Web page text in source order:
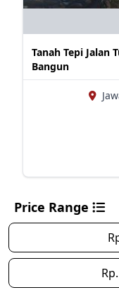
Tanah Tepi Jalan
Bangun
Price Range